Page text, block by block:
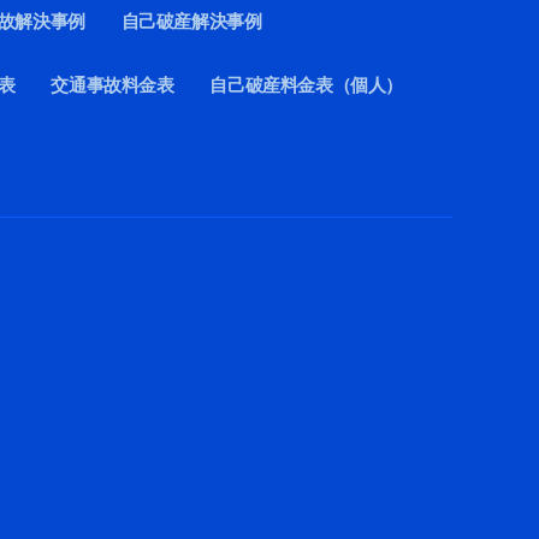
解決事例 自己破産解決事例
交通事故料金表 自己破産料金表（個人）